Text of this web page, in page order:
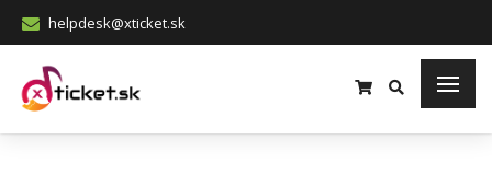
helpdesk@xticket.sk